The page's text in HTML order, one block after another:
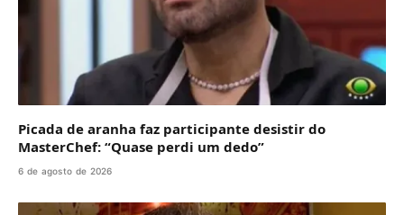
Picada de aranha faz participante desistir do
MasterChef: “Quase perdi um dedo”
6 de agosto de 2026